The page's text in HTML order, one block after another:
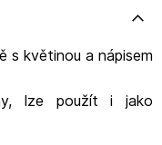
s květinou a nápisem
lze použít i jako